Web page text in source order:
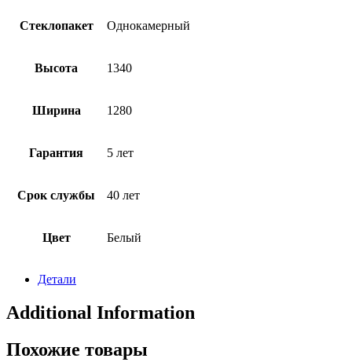
Стеклопакет Однокамерный
Высота 1340
Ширина 1280
Гарантия 5 лет
Срок службы 40 лет
Цвет Белый
Детали
Additional Information
Похожие товары